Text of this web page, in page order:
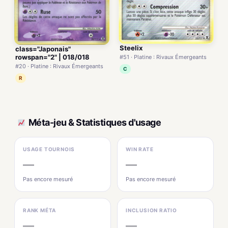
class="Japonais"
rowspan="2" | 018/018
#20 · Platine : Rivaux Émergeants
R
Steelix
#51 · Platine : Rivaux Émergeants
C
Méta-jeu & Statistiques d'usage
USAGE TOURNOIS
—
Pas encore mesuré
WIN RATE
—
Pas encore mesuré
RANK MÉTA
—
INCLUSION RATIO
—